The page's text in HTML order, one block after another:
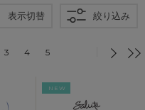
表示切替 絞り込み
3 4 5
NEW